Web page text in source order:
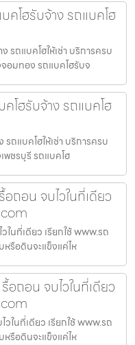
คโฮรับจ้าง รถแบคโฮ
รถแบคโฮให้เช่า บริการครบ
อมทอง รถแบคโฮรับจ
โฮรับจ้าง รถแบคโฮ
ถแบคโฮให้เช่า บริการครบ
พชรบุรี รถแบคโฮ
อน จบไวในที่เดียว
นที่เดียว เรียกใช้ www.รถ
รือดินจะแข็งแค่ไห
ถอน จบไวในที่เดียว
ในที่เดียว เรียกใช้ www.รถ
รือดินจะแข็งแค่ไห